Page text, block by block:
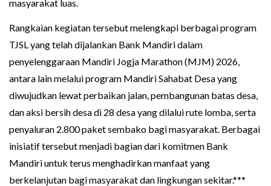
masyarakat luas.
Rangkaian kegiatan tersebut melengkapi berbagai program
TJSL yang telah dijalankan Bank Mandiri dalam
penyelenggaraan Mandiri Jogja Marathon (MJM) 2026,
antara lain melalui program Mandiri Sahabat Desa yang
diwujudkan lewat perbaikan jalan, pembangunan batas desa,
dan aksi bersih desa di 28 desa yang dilalui rute lomba, serta
penyaluran 2.800 paket sembako bagi masyarakat. Berbagai
inisiatif tersebut menjadi bagian dari komitmen Bank
Mandiri untuk terus menghadirkan manfaat yang
berkelanjutan bagi masyarakat dan lingkungan sekitar.***